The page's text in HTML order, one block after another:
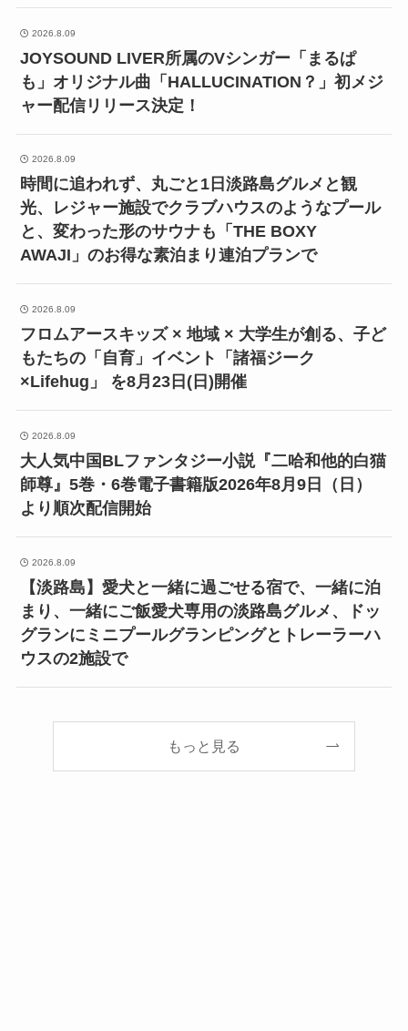
2026.8.09
JOYSOUND LIVER所属のVシンガー「まるぱ
も」オリジナル曲「HALLUCINATION？」初メジ
ャー配信リリース決定！
2026.8.09
時間に追われず、丸ごと1日淡路島グルメと観
光、レジャー施設でクラブハウスのようなプール
と、変わった形のサウナも「THE BOXY
AWAJI」のお得な素泊まり連泊プランで
2026.8.09
フロムアースキッズ × 地域 × 大学生が創る、子ど
もたちの「自育」イベント「諸福ジーク
×Lifehug」 を8月23日(日)開催
2026.8.09
大人気中国BLファンタジー小説『二哈和他的白猫
師尊』5巻・6巻電子書籍版2026年8月9日（日）
より順次配信開始
2026.8.09
【淡路島】愛犬と一緒に過ごせる宿で、一緒に泊
まり、一緒にご飯愛犬専用の淡路島グルメ、ドッ
グランにミニプールグランピングとトレーラーハ
ウスの2施設で
もっと見る